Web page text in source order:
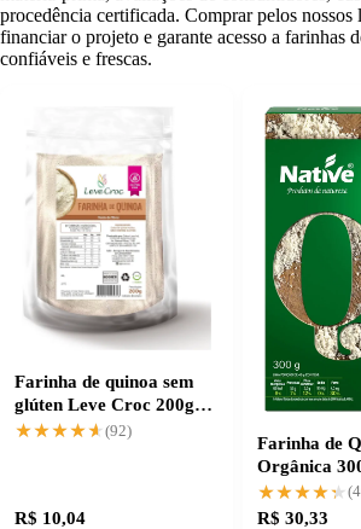
procedência certificada. Comprar pelos nossos
financiar o projeto e garante acesso a farinhas
confiáveis e frescas.
Farinha de quinoa sem
glúten Leve Croc 200g
para receitas mais leves
★★★★★
★★★★★ (92)
R$ 10,04
Farinha de
Orgânica
receitas
★★★★★
★★★★★
R$ 30,33